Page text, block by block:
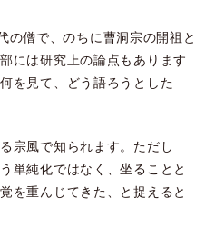
の僧で、のちに曹洞宗の開祖と
には研究上の論点もあります
を見て、どう語ろうとした
宗風で知られます。ただし
単純化ではなく、坐ることと
を重んじてきた、と捉えると